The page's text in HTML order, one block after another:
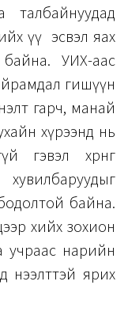
талбайнуудад
үү эсвэл яах
УИХ-аас
гишүүн
гарч, манай
хүрээнд нь
гэвэл хөрөнгө
байна.
хийх зохион
учраас нарийн
нээлттэй ярих